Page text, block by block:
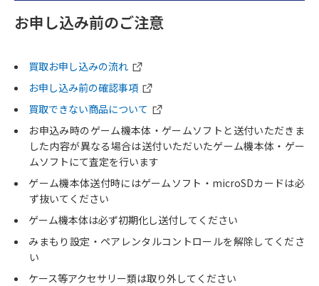
お申し込み前のご注意
買取お申し込みの流れ
お申し込み前の確認事項
買取できない商品について
お申込み時のゲーム機本体・ゲームソフトと送付いただきま
した内容が異なる場合は送付いただいたゲーム機本体・ゲー
ムソフトにて査定を行います
ゲーム機本体送付時にはゲームソフト・microSDカードは必
ず抜いてください
ゲーム機本体は必ず初期化し送付してください
みまもり設定・ペアレンタルコントロールを解除してくださ
い
ケース等アクセサリー類は取り外してください